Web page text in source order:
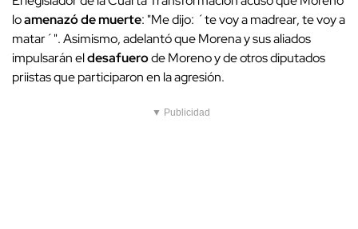
loamenazó de muerte: "Me dijo: ´te voy a madrear, te voy a
matar´". Asimismo, adelantó que Morena y sus aliados
impulsarán eldesafuerode Moreno y de otros diputados
priistas que participaron en la agresión.
▼ Publicidad